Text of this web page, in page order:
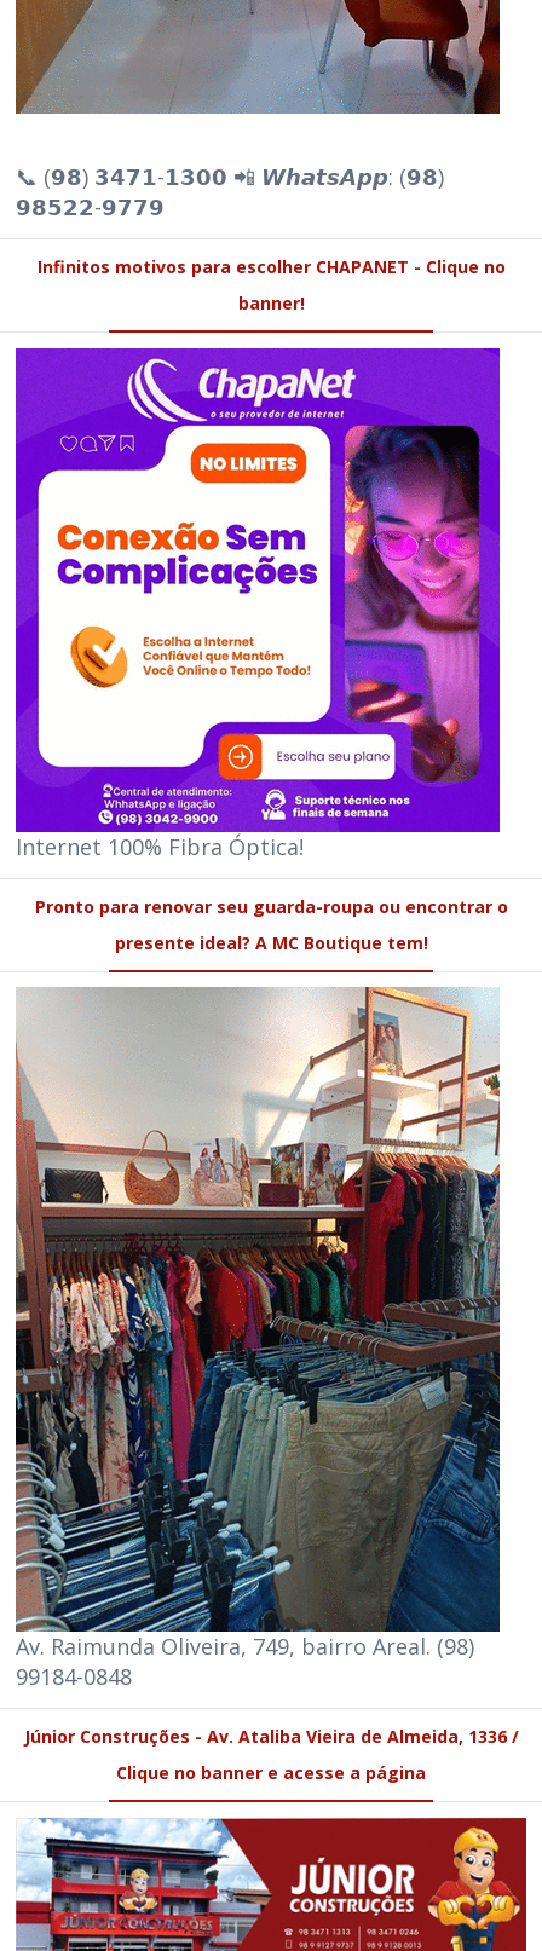
📞 (𝟵𝟴) 𝟯𝟰𝟳𝟭-𝟭𝟯𝟬𝟬 📲 𝙒𝙝𝙖𝙩𝙨𝘼𝙥𝙥: (𝟵𝟴)
𝟵𝟴𝟱𝟮𝟮-𝟵𝟳𝟳𝟵
Infinitos motivos para escolher CHAPANET - Clique no
banner!
Internet 100% Fibra Óptica!
Pronto para renovar seu guarda-roupa ou encontrar o
presente ideal? A MC Boutique tem!
Av. Raimunda Oliveira, 749, bairro Areal. (98)
99184-0848
Júnior Construções - Av. Ataliba Vieira de Almeida, 1336 /
Clique no banner e acesse a página